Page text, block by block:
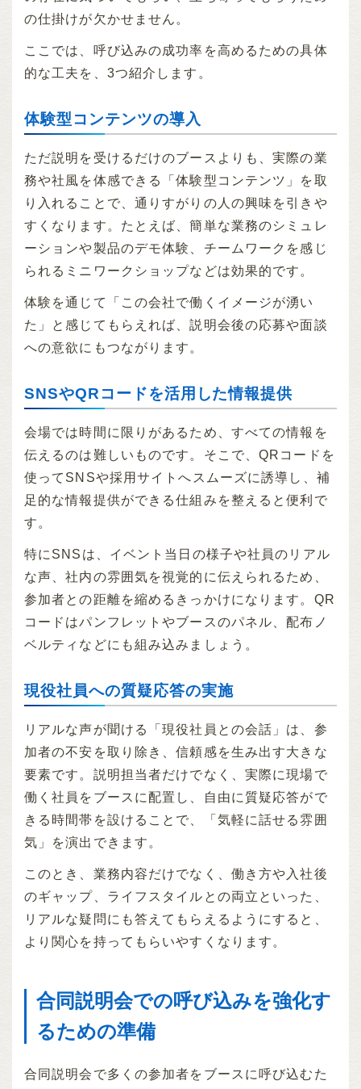
の仕掛けが欠かせません。
ここでは、呼び込みの成功率を高めるための具体
的な工夫を、3つ紹介します。
体験型コンテンツの導入
ただ説明を受けるだけのブースよりも、実際の業
務や社風を体感できる「体験型コンテンツ」を取
り入れることで、通りすがりの人の興味を引きや
すくなります。たとえば、簡単な業務のシミュレ
ーションや製品のデモ体験、チームワークを感じ
られるミニワークショップなどは効果的です。
体験を通じて「この会社で働くイメージが湧い
た」と感じてもらえれば、説明会後の応募や面談
への意欲にもつながります。
SNSやQRコードを活用した情報提供
会場では時間に限りがあるため、すべての情報を
伝えるのは難しいものです。そこで、QRコードを
使ってSNSや採用サイトへスムーズに誘導し、補
足的な情報提供ができる仕組みを整えると便利で
す。
特にSNSは、イベント当日の様子や社員のリアル
な声、社内の雰囲気を視覚的に伝えられるため、
参加者との距離を縮めるきっかけになります。QR
コードはパンフレットやブースのパネル、配布ノ
ベルティなどにも組み込みましょう。
現役社員への質疑応答の実施
リアルな声が聞ける「現役社員との会話」は、参
加者の不安を取り除き、信頼感を生み出す大きな
要素です。説明担当者だけでなく、実際に現場で
働く社員をブースに配置し、自由に質疑応答がで
きる時間帯を設けることで、「気軽に話せる雰囲
気」を演出できます。
このとき、業務内容だけでなく、働き方や入社後
のギャップ、ライフスタイルとの両立といった、
リアルな疑問にも答えてもらえるようにすると、
より関心を持ってもらいやすくなります。
合同説明会での呼び込みを強化す
るための準備
合同説明会で多くの参加者をブースに呼び込むた